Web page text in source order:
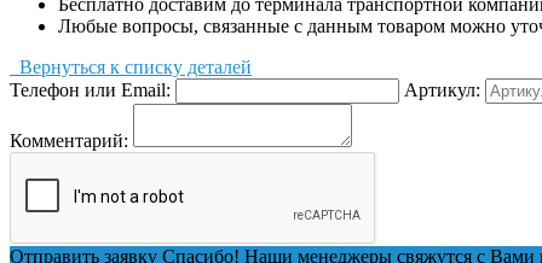
Любые вопросы, связанные с данным товаром можно
Вернуться к списку деталей
Телефон или Email:
Артикул:
Комментарий:
Отправить заявку Спасибо! Наши менеджеры свяжутся с Вами